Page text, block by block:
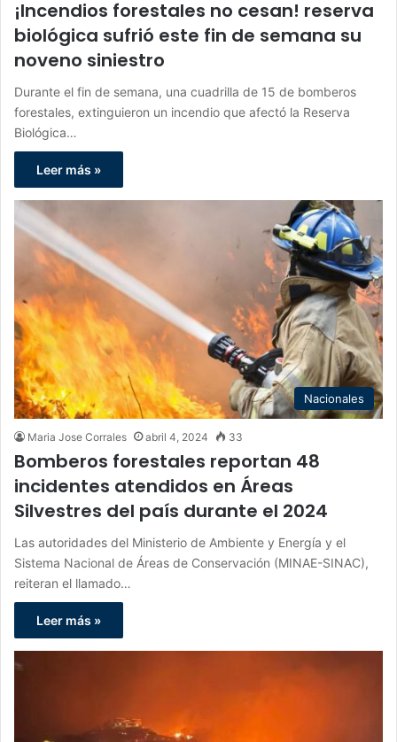
¡Incendios forestales no cesan! reserva
biológica sufrió este fin de semana su
noveno siniestro
Durante el fin de semana, una cuadrilla de 15 de bomberos
forestales, extinguieron un incendio que afectó la Reserva
Biológica…
Leer más »
Nacionales
Maria Jose Corrales abril 4, 2024 33
Bomberos forestales reportan 48
incidentes atendidos en Áreas
Silvestres del país durante el 2024
Las autoridades del Ministerio de Ambiente y Energía y el
Sistema Nacional de Áreas de Conservación (MINAE-SINAC),
reiteran el llamado…
Leer más »